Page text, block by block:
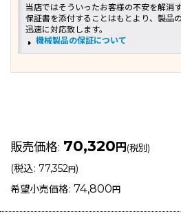
当店ではそういったお客様の不安を解消
保証書を添付することはもとより、製品
迅速に対応致します。
機械製品の保証について
販売価格: 70,320円(税別)
(税込: 77,352円)
希望小売価格: 74,800円